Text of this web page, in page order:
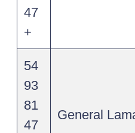
47
+
General
54
93
81
47